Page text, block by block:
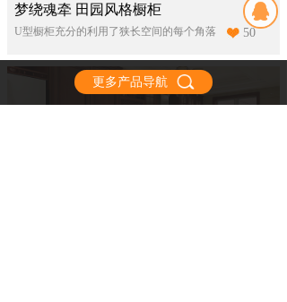
梦绕魂牵 田园风格橱柜
50
U型橱柜充分的利用了狭长空间的每个角落
更多产品导航